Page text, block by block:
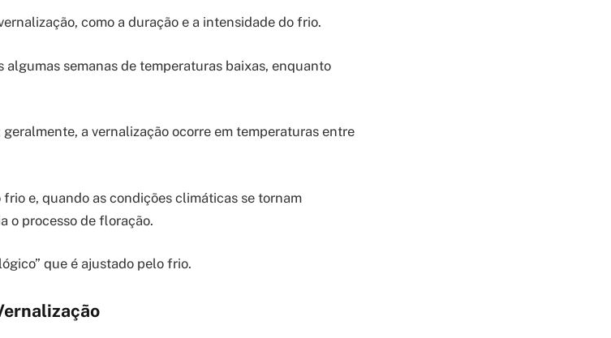
como a duração e a intensidade do frio.
semanas de temperaturas baixas, enquanto
a vernalização ocorre em temperaturas entre
frio e, quando as condições climáticas se tornam
o processo de floração.
que é ajustado pelo frio.